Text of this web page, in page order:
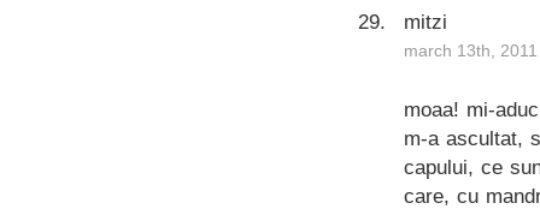
mitzi
march 13th,
moaa! mi-
m-a ascultat,
capului, ce
care, cu